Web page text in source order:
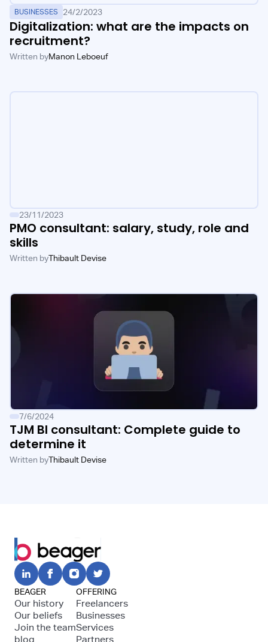
BUSINESSES 24/2/2023
Digitalization: what are the impacts on
recruitment?
Written byManon Leboeuf
23/11/2023
PMO consultant: salary, study, role and
skills
Written byThibault Devise
7/6/2024
TJM BI consultant: Complete guide to
determine it
Written byThibault Devise
BEAGER
Our history
Our beliefs
Join the team
blog
OFFERING
Freelancers
Businesses
Services
Partners